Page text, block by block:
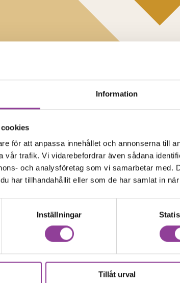
Information
för att anpassa innehållet och annonserna till
vår trafik. Vi vidarebefordrar även sådana
och analysföretag som vi samarbetar med.
har tillhandahållit eller som de har samlat in
Inställningar
Tillåt urval